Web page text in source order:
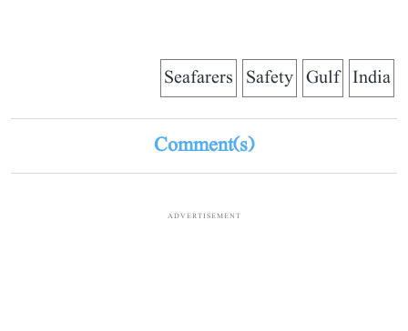
India
Gulf
Safety
Seafarers
Comment(s)
ADVERTISEMENT